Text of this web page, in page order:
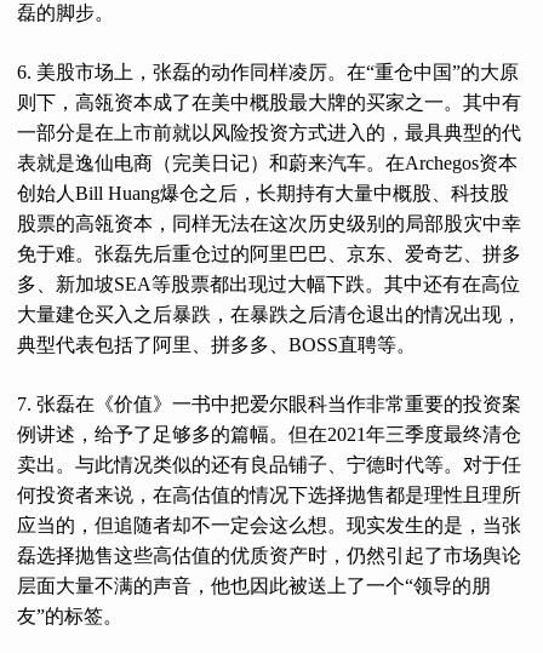
磊的脚步。
6. 美股市场上，张磊的动作同样凌厉。在“重仓中国”的大原
则下，高瓴资本成了在美中概股最大牌的买家之一。其中有
一部分是在上市前就以风险投资方式进入的，最具典型的代
表就是逸仙电商（完美日记）和蔚来汽车。在Archegos资本
创始人Bill Huang爆仓之后，长期持有大量中概股、科技股
股票的高瓴资本，同样无法在这次历史级别的局部股灾中幸
免于难。张磊先后重仓过的阿里巴巴、京东、爱奇艺、拼多
多、新加坡SEA等股票都出现过大幅下跌。其中还有在高位
大量建仓买入之后暴跌，在暴跌之后清仓退出的情况出现，
典型代表包括了阿里、拼多多、BOSS直聘等。
7. 张磊在《价值》一书中把爱尔眼科当作非常重要的投资案
例讲述，给予了足够多的篇幅。但在2021年三季度最终清仓
卖出。与此情况类似的还有良品铺子、宁德时代等。对于任
何投资者来说，在高估值的情况下选择抛售都是理性且理所
应当的，但追随者却不一定会这么想。现实发生的是，当张
磊选择抛售这些高估值的优质资产时，仍然引起了市场舆论
层面大量不满的声音，他也因此被送上了一个“领导的朋
友”的标签。